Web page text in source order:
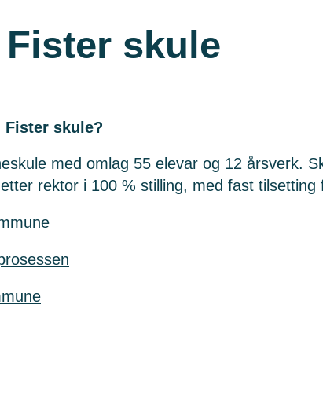
skule
Fister skule?
med omlag 55 elevar og 12 årsverk.
rektor i 100 % stilling, med fast tilsetting